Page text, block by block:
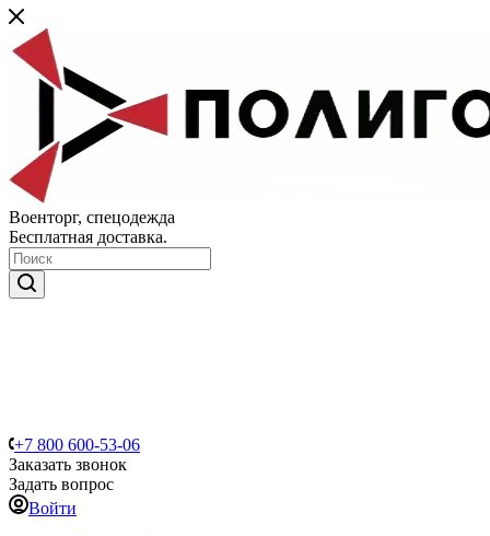
Военторг, спецодежда
Бесплатная доставка.
+7 800 600-53-06
Заказать звонок
Задать вопрос
Войти